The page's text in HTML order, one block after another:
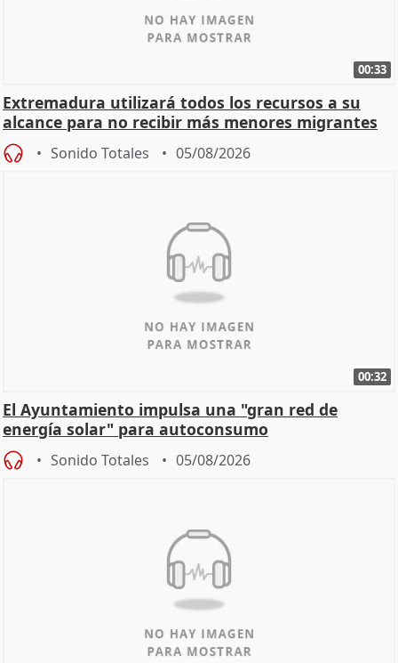
00:33
Extremadura utilizará todos los recursos a su
alcance para no recibir más menores migrantes
Sonido Totales 05/08/2026
00:32
El Ayuntamiento impulsa una "gran red de
energía solar" para autoconsumo
Sonido Totales 05/08/2026